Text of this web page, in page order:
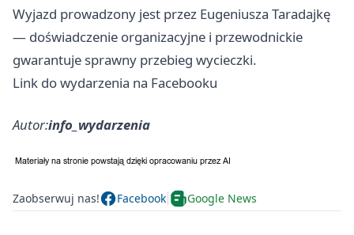
Wyjazd prowadzony jest przez Eugeniusza Taradajkę
— doświadczenie organizacyjne i przewodnickie
gwarantuje sprawny przebieg wycieczki.
Link do wydarzenia na Facebooku
Autor:info_wydarzenia
Zaobserwuj nas! Facebook Google News